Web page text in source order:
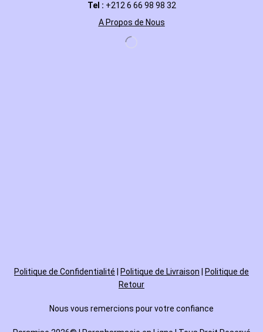
Tel : +212 6 66 98 98 32
A Propos de Nous
Politique de Confidentialité Politique de Livraison
Politique de
Retour
Nous vous remercions pour votre confiance